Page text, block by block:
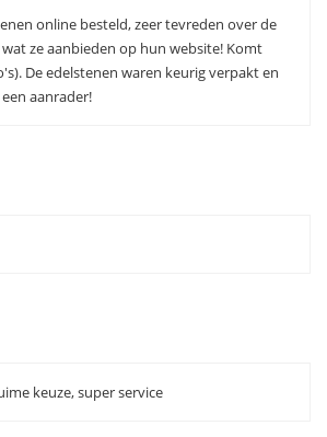
online besteld, zeer tevreden over de
ze aanbieden op hun website! Komt
De edelstenen waren keurig verpakt en
aanrader!
keuze, super service